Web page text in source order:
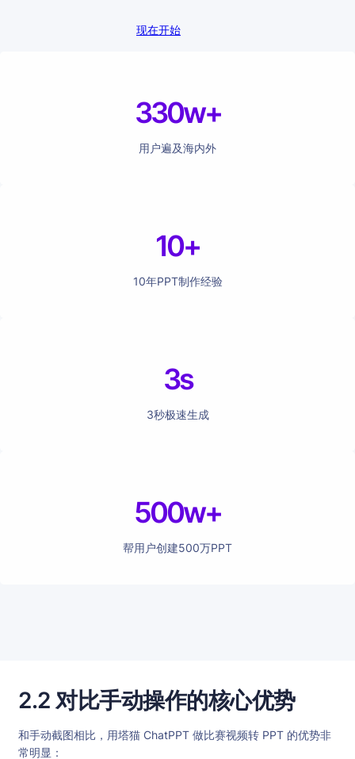
现在开始
330w+
用户遍及海内外
10+
10年PPT制作经验
3s
3秒极速生成
500w+
帮用户创建500万PPT
2.2 对比手动操作的核心优势
和手动截图相比，用塔猫 ChatPPT 做比赛视频转 PPT 的优势非
常明显：